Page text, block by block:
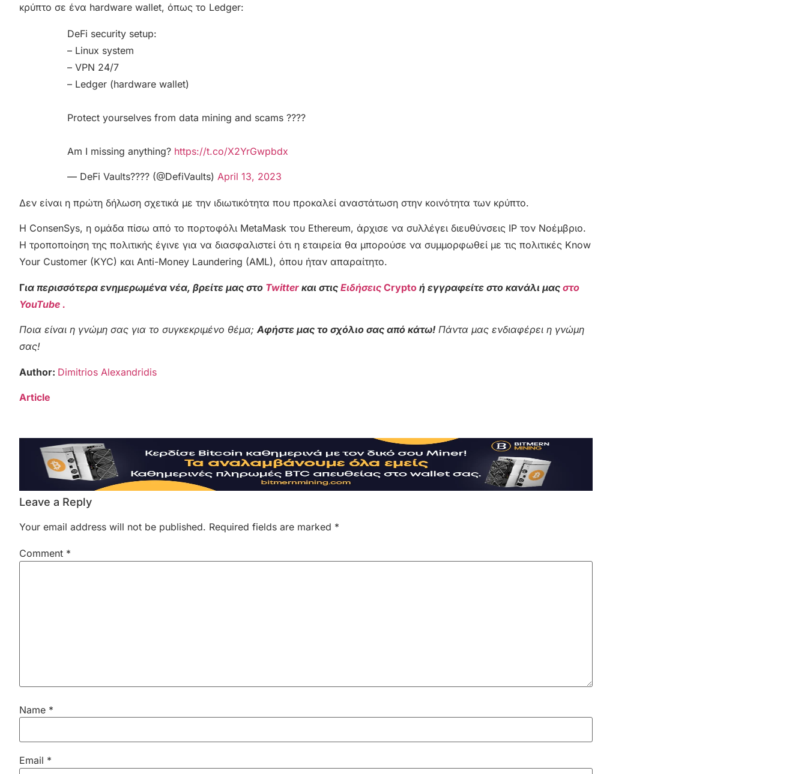
κρύπτο σε ένα hardware wallet, όπως το Ledger:
DeFi security setup:
– Linux system
– VPN 24/7
– Ledger (hardware wallet)
Protect yourselves from data mining and scams ????
Am I missing anything? https://t.co/X2YrGwpbdx
— DeFi Vaults???? (@DefiVaults) April 13, 2023
Δεν είναι η πρώτη δήλωση σχετικά με την ιδιωτικότητα που προκαλεί αναστάτωση στην κοινότητα των κρύπτο.
Η ConsenSys, η ομάδα πίσω από το πορτοφόλι MetaMask του Ethereum, άρχισε να συλλέγει διευθύνσεις IP τον Νοέμβριο.
Η τροποποίηση της πολιτικής έγινε για να διασφαλιστεί ότι η εταιρεία θα μπορούσε να συμμορφωθεί με τις πολιτικές Know
Your Customer (KYC) και Anti-Money Laundering (AML), όπου ήταν απαραίτητο.
Για περισσότερα ενημερωμένα νέα, βρείτε μας στο Twitter και στις Ειδήσεις Crypto ή εγγραφείτε στο κανάλι μας στο
YouTube .
Ποια είναι η γνώμη σας για το συγκεκριμένο θέμα;Αφήστε μας το σχόλιο σας από κάτω! Πάντα μας ενδιαφέρει η γνώμη
σας!
Author: Dimitrios Alexandridis
Article
Leave a Reply
Your email address will not be published. Required fields are marked *
Comment *
Name *
Email *